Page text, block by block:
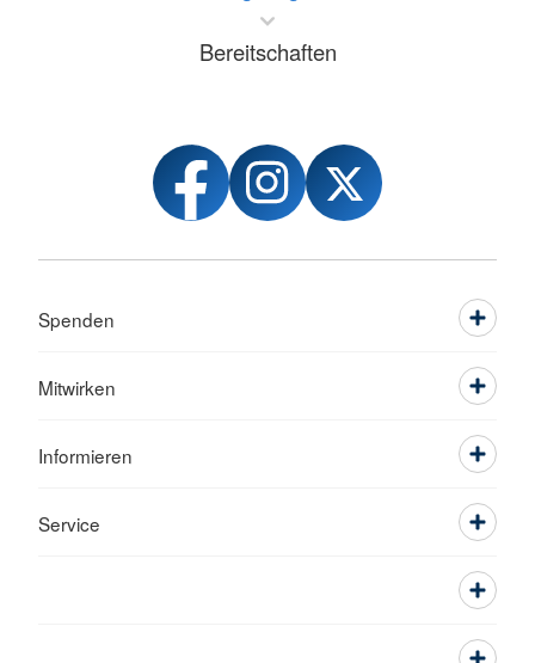
Bereitschaften
Spenden
Mitwirken
Informieren
Service